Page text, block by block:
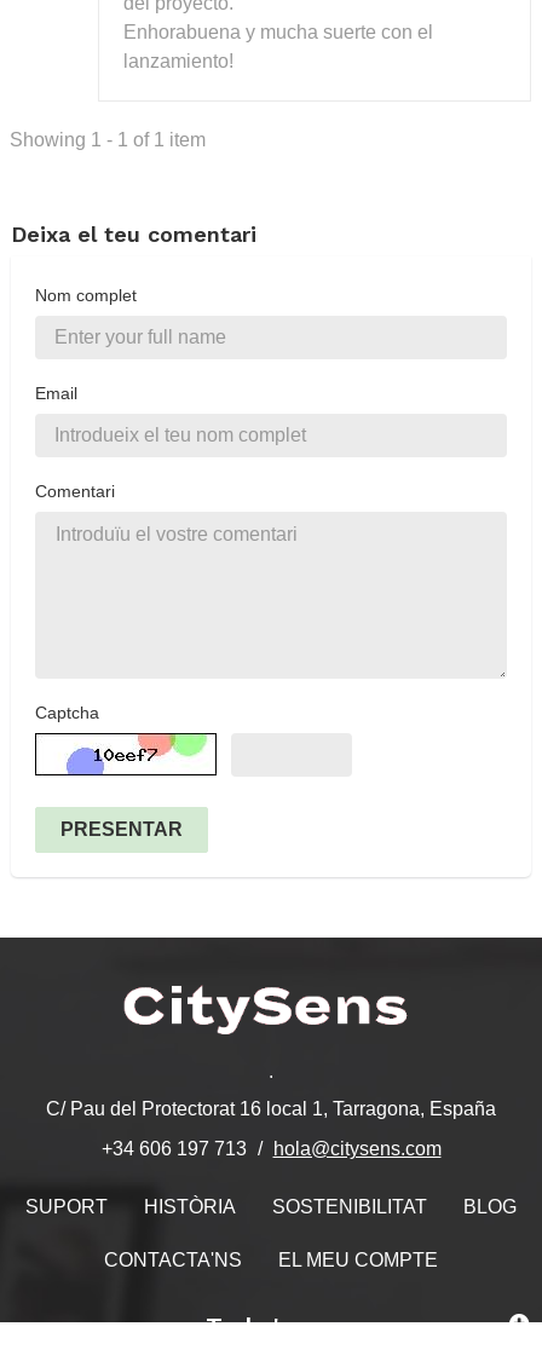
Enhorabuena y mucha suerte con el
lanzamiento!
Showing 1 - 1 of 1 item
Deixa el teu comentari
Nom complet
Email
Comentari
Captcha
PRESENTAR
.
C/ Pau del Protectorat 16 local 1, Tarragona, España
+34 606 197 713
hola@citysens.com
SUPORT HISTÒRIA SOSTENIBILITAT BLOG
CONTACTA'NS EL MEU COMPTE
Troba'ns